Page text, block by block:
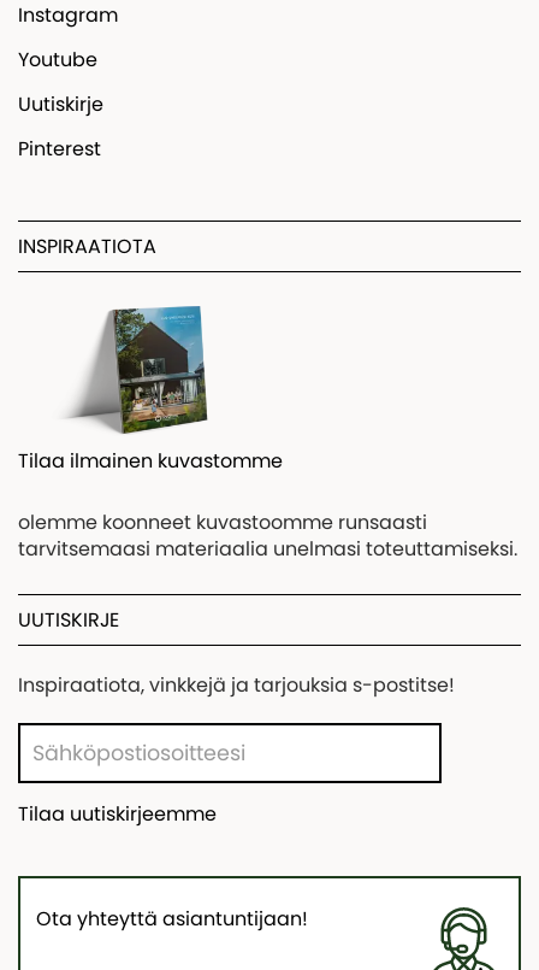
Instagram
Youtube
Uutiskirje
Pinterest
INSPIRAATIOTA
Tilaa ilmainen kuvastomme
olemme koonneet kuvastoomme runsaasti
tarvitsemaasi materiaalia unelmasi toteuttamiseksi.
UUTISKIRJE
Inspiraatiota, vinkkejä ja tarjouksia s-postitse!
Tilaa uutiskirjeemme
Ota yhteyttä asiantuntijaan!